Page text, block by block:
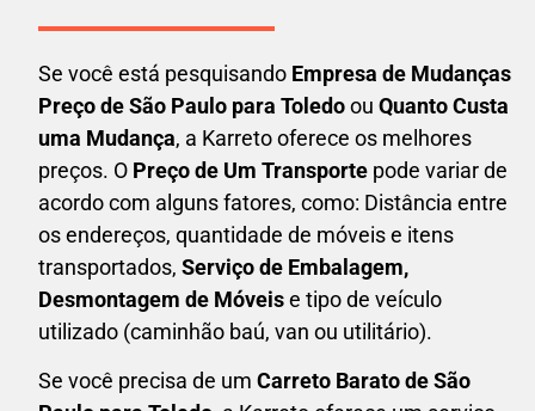
Se você está pesquisando Empresa de Mudanças
Preço de São Paulo para Toledoou Quanto Custa
uma Mudança, a Karreto oferece os melhores
preços. O Preço de Um Transporte pode variar de
acordo com alguns fatores, como: Distância entre
os endereços, quantidade de móveis e itens
transportados, Serviço de Embalagem,
Desmontagem de Móveise tipo de veículo
utilizado (caminhão baú, van ou utilitário).
Se você precisa de um Carreto Baratode São